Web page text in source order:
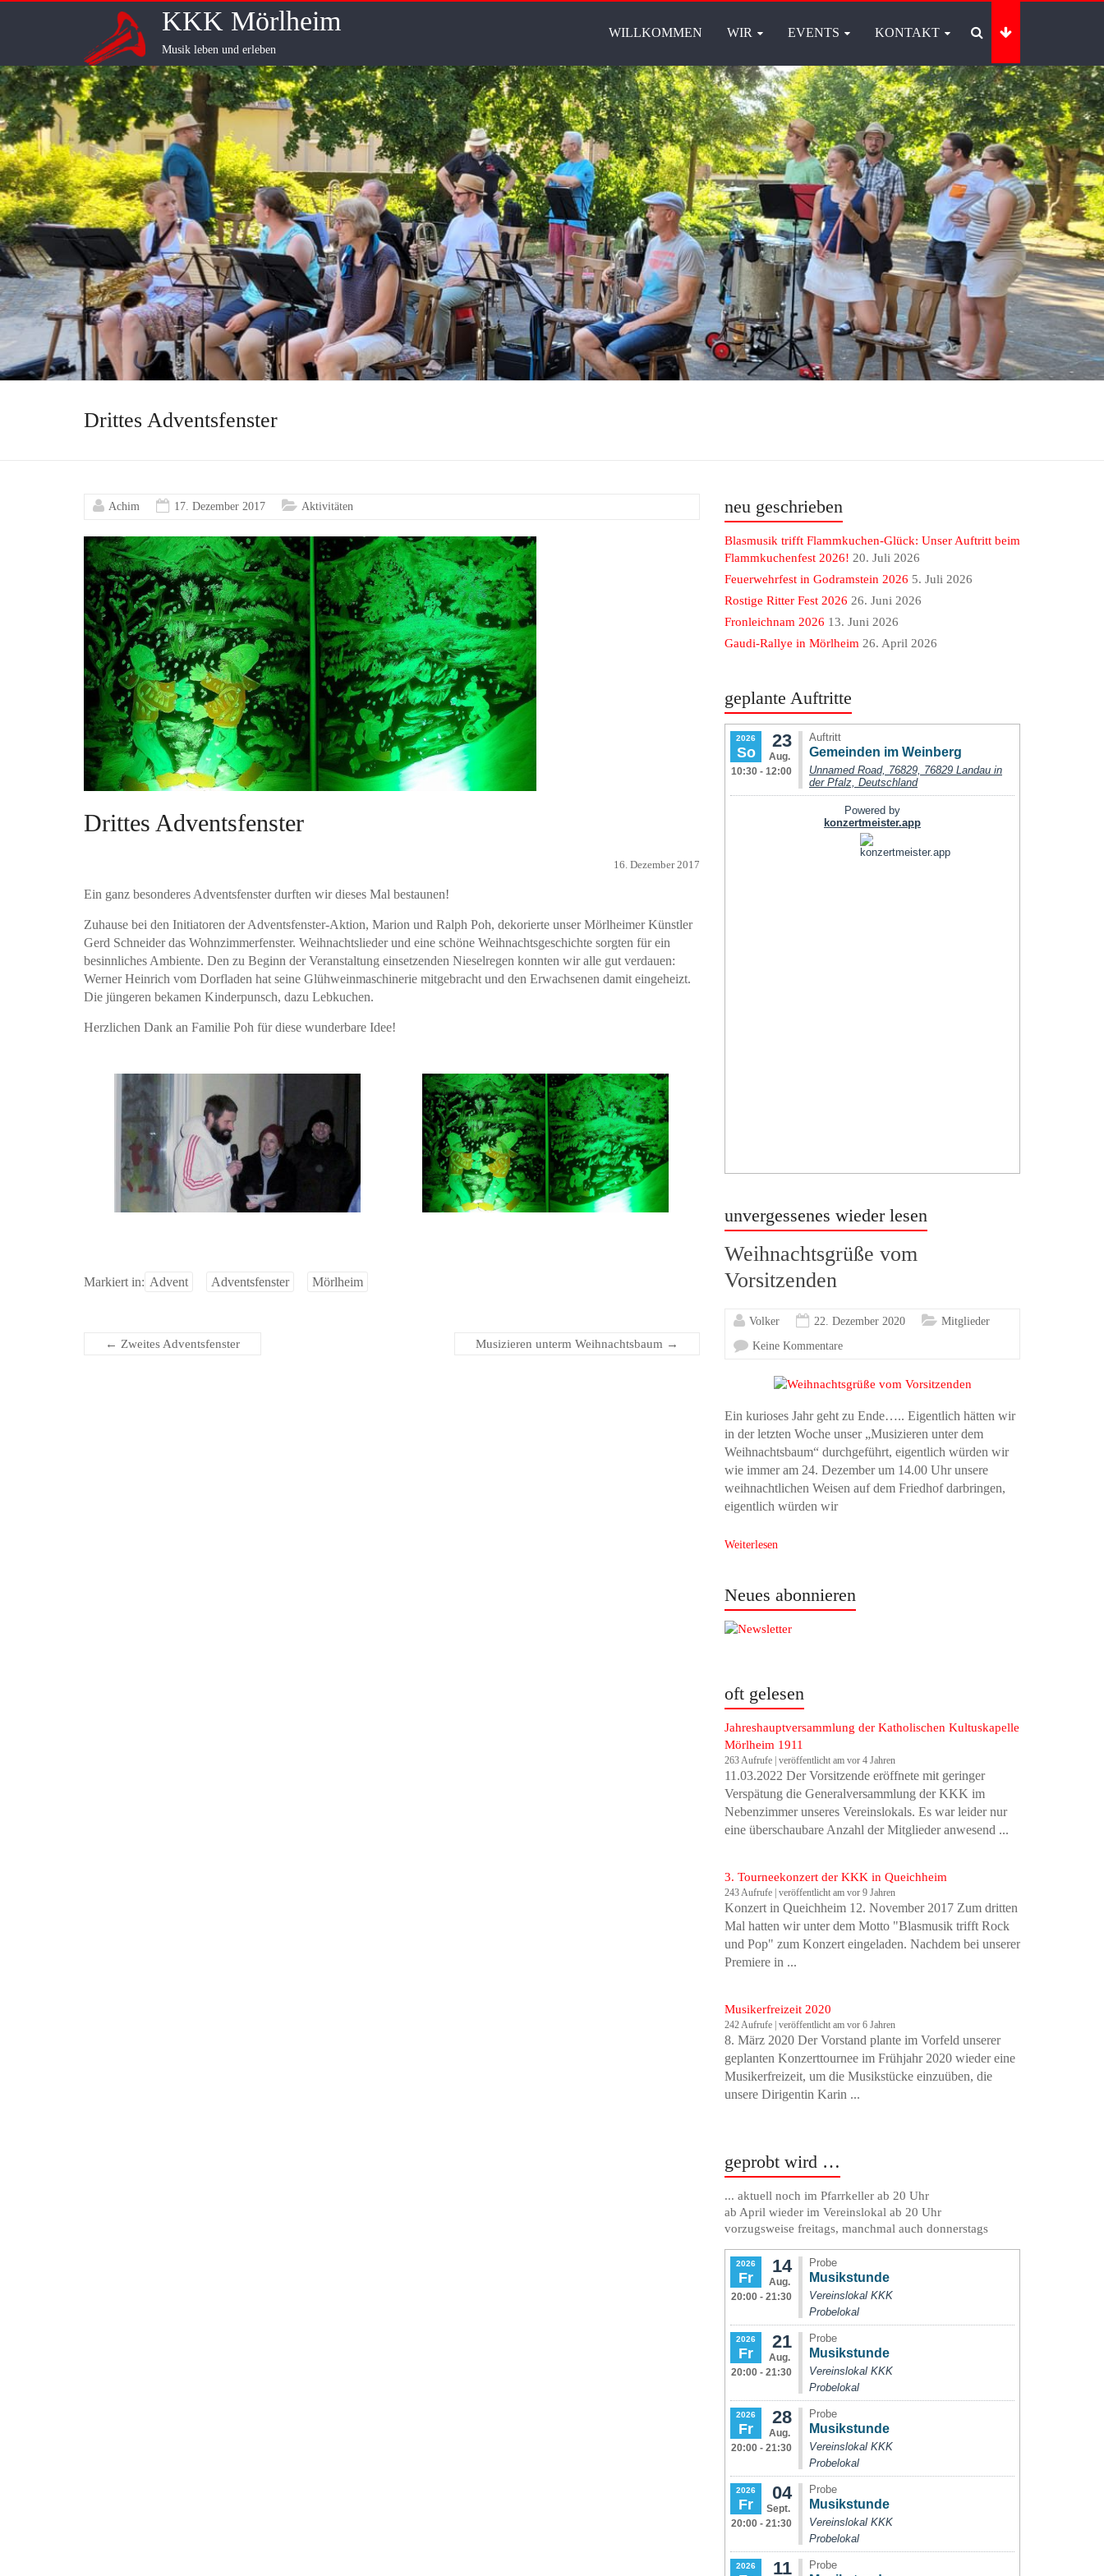
KKK Mörlheim
Musik leben und erleben
WILLKOMMEN WIR EVENTS KONTAKT
Drittes Adventsfenster
Achim 17. Dezember 2017 Aktivitäten
Drittes Adventsfenster
16. Dezember 2017
Ein ganz besonderes Adventsfenster durften wir dieses Mal bestaunen!
Zuhause bei den Initiatoren der Adventsfenster-Aktion, Marion und Ralph Poh, dekorierte unser Mörlheimer Künstler
Gerd Schneider das Wohnzimmerfenster. Weihnachtslieder und eine schöne Weihnachtsgeschichte sorgten für ein
besinnliches Ambiente. Den zu Beginn der Veranstaltung einsetzenden Nieselregen konnten wir alle gut verdauen:
Werner Heinrich vom Dorfladen hat seine Glühweinmaschinerie mitgebracht und den Erwachsenen damit eingeheizt.
Die jüngeren bekamen Kinderpunsch, dazu Lebkuchen.
Herzlichen Dank an Familie Poh für diese wunderbare Idee!
Markiert in: Advent Adventsfenster Mörlheim
← Zweites Adventsfenster Musizieren unterm Weihnachtsbaum →
neu geschrieben
Blasmusik trifft Flammkuchen-Glück: Unser Auftritt beim
Flammkuchenfest 2026! 20. Juli 2026
Feuerwehrfest in Godramstein 2026 5. Juli 2026
Rostige Ritter Fest 2026 26. Juni 2026
Fronleichnam 2026 13. Juni 2026
Gaudi-Rallye in Mörlheim 26. April 2026
geplante Auftritte
unvergessenes wieder lesen
Weihnachtsgrüße vom
Vorsitzenden
Volker 22. Dezember 2020
Mitglieder
Keine Kommentare
Ein kurioses Jahr geht zu Ende….. Eigentlich hätten wir
in der letzten Woche unser „Musizieren unter dem
Weihnachtsbaum“ durchgeführt, eigentlich würden wir
wie immer am 24. Dezember um 14.00 Uhr unsere
weihnachtlichen Weisen auf dem Friedhof darbringen,
eigentlich würden wir
Weiterlesen
Neues abonnieren
oft gelesen
Jahreshauptversammlung der Katholischen Kultuskapelle
Mörlheim 1911
263 Aufrufe |veröffentlicht am vor 4 Jahren
11.03.2022 Der Vorsitzende eröffnete mit geringer
Verspätung die Generalversammlung der KKK im
Nebenzimmer unseres Vereinslokals. Es war leider nur
eine überschaubare Anzahl der Mitglieder anwesend ...
3. Tourneekonzert der KKK in Queichheim
243 Aufrufe |veröffentlicht am vor 9 Jahren
Konzert in Queichheim 12. November 2017 Zum dritten
Mal hatten wir unter dem Motto "Blasmusik trifft Rock
und Pop" zum Konzert eingeladen. Nachdem bei unserer
Premiere in ...
Musikerfreizeit 2020
242 Aufrufe |veröffentlicht am vor 6 Jahren
8. März 2020 Der Vorstand plante im Vorfeld unserer
geplanten Konzerttournee im Frühjahr 2020 wieder eine
Musikerfreizeit, um die Musikstücke einzuüben, die
unsere Dirigentin Karin ...
geprobt wird …
... aktuell noch im Pfarrkeller ab 20 Uhr
ab April wieder im Vereinslokal ab 20 Uhr
vorzugsweise freitags, manchmal auch donnerstags